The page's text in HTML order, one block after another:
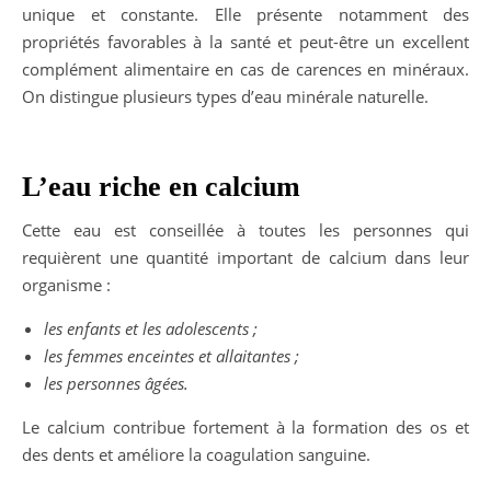
unique et constante. Elle présente notamment des
propriétés favorables à la santé et peut-être un excellent
complément alimentaire en cas de carences en minéraux.
On distingue plusieurs types d’eau minérale naturelle.
L’eau riche en calcium
Cette eau est conseillée à toutes les personnes qui
requièrent une quantité important de calcium dans leur
organisme :
les enfants et les adolescents ;
les femmes enceintes et allaitantes ;
les personnes âgées.
Le calcium contribue fortement à la formation des os et
des dents et améliore la coagulation sanguine.